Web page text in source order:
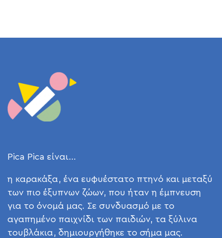
Pica Pica είναι…
η καρακάξα, ένα ευφυέστατο πτηνό και μεταξύ
των πιο έξυπνων ζώων, που ήταν η έμπνευση
για το όνομά μας. Σε συνδυασμό με το
αγαπημένο παιχνίδι των παιδιών, τα ξύλινα
τουβλάκια, δημιουργήθηκε το σήμα μας.